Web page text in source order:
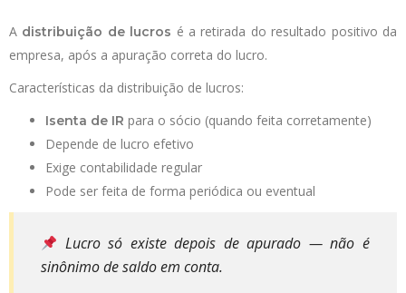
A distribuição de lucros é a retirada do resultado positivo da
empresa, após a apuração correta do lucro.
Características da distribuição de lucros:
Isenta de IR para o sócio (quando feita corretamente)
Depende de lucro efetivo
Exige contabilidade regular
Pode ser feita de forma periódica ou eventual
Lucro só existe depois de apurado — não é
sinônimo de saldo em conta.